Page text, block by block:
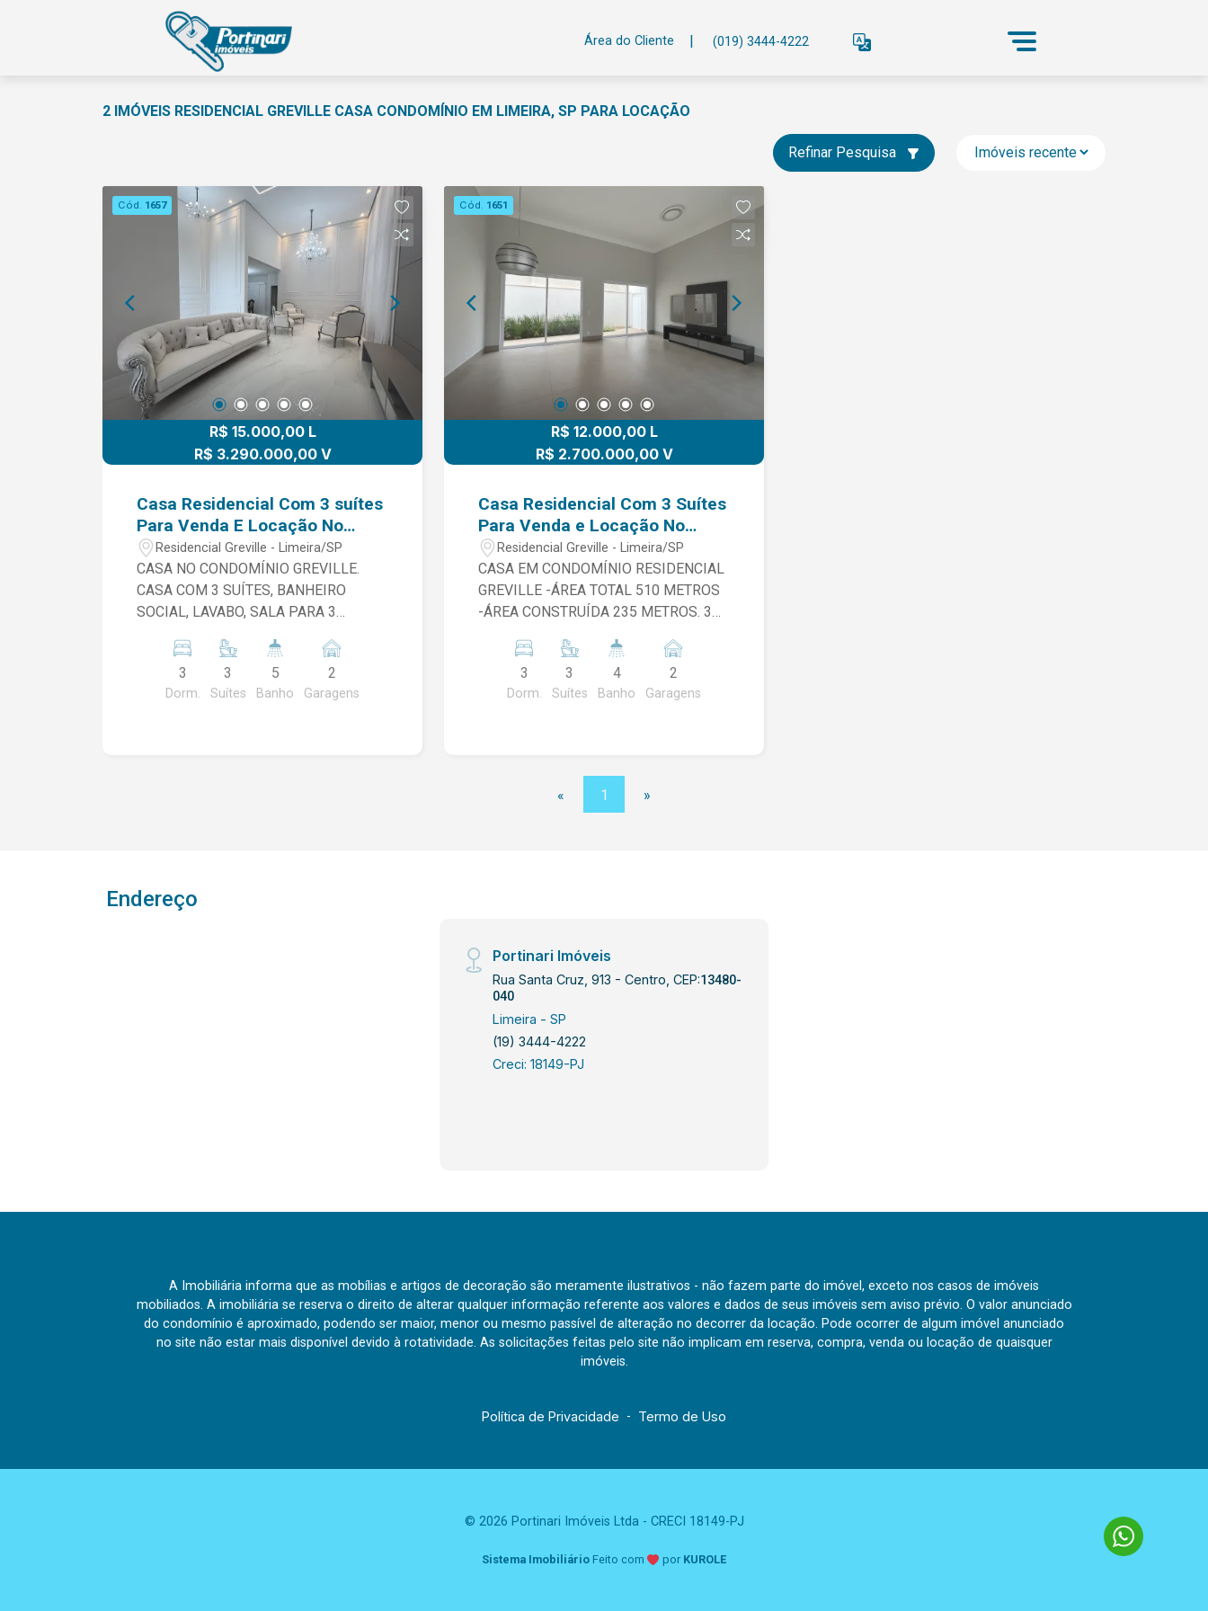
Área do Cliente | (019) 3444-4222
2 IMÓVEIS RESIDENCIAL GREVILLE CASA CONDOMÍNIO EM LIMEIRA, SP PARA LOCAÇÃO
Refinar Pesquisa
Cód. 1657
R$ 15.000,00 L
R$ 3.290.000,00 V
Casa Residencial Com 3 suítes
Para Venda E Locação No
Condomínio Residencial
Greville Em Limeira/Sp
Residencial Greville - Limeira/SP
CASA NO CONDOMÍNIO GREVILLE.
CASA COM 3 SUÍTES, BANHEIRO
SOCIAL, LAVABO, SALA PARA 3
ÁREA DE SERVIÇO, PISCINA
AQUECIDA, GARAGEM. ÁREA INTERNA
COM 280 M². ÁREA TOTAL DO
3
Dorm.
3
Suítes
5
Banho
2
Garagens
Cód. 1651
R$ 12.000,00 L
R$ 2.700.000,00 V
Casa Residencial Com 3 Suítes
Para Venda e Locação No
Residencial Greville Em
Limeira/Sp
Residencial Greville - Limeira/SP
CASA EM CONDOMÍNIO RESIDENCIAL
GREVILLE -ÁREA TOTAL 510 METROS
-ÁREA CONSTRUÍDA 235 METROS. 3
COZINHA COM ARMÁRIOS, SALA COM
PAINEL, ESCRITÓRIO LAVABO, ÁREA
DE SERVIÇO COM ARMÁRIO, PISCINA,
3
Dorm.
3
Suítes
4
Banho
2
Garagens
« 1 »
Endereço
Portinari Imóveis
Rua Santa Cruz, 913 - Centro, CEP:13480-
040
Limeira - SP
(19) 3444-4222
Creci: 18149-PJ
A Imobiliária informa que as mobílias e artigos de decoração são meramente ilustrativos - não fazem parte do imóvel, exceto nos casos de imóveis
mobiliados. A imobiliária se reserva o direito de alterar qualquer informação referente aos valores e dados de seus imóveis sem aviso prévio. O valor anunciado
do condomínio é aproximado, podendo ser maior, menor ou mesmo passível de alteração no decorrer da locação. Pode ocorrer de algum imóvel anunciado
no site não estar mais disponível devido à rotatividade. As solicitações feitas pelo site não implicam em reserva, compra, venda ou locação de quaisquer
imóveis.
Política de Privacidade - Termo de Uso
© 2026 Portinari Imóveis Ltda - CRECI 18149-PJ
Sistema Imobiliário Feito com por KUROLE